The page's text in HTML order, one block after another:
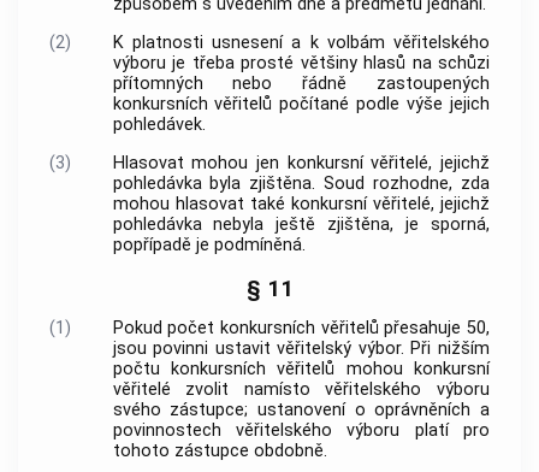
(2)
K platnosti usnesení a k volbám věřitelského
výboru je třeba prosté většiny hlasů na schůzi
přítomných nebo řádně zastoupených
konkursních věřitelů počítané podle výše jejich
pohledávek.
(3)
Hlasovat mohou jen konkursní věřitelé, jejichž
pohledávka byla zjištěna. Soud rozhodne, zda
mohou hlasovat také konkursní věřitelé, jejichž
pohledávka nebyla ještě zjištěna, je sporná,
popřípadě je podmíněná.
§ 11
(1)
Pokud počet konkursních věřitelů přesahuje 50,
jsou povinni ustavit věřitelský výbor. Při nižším
počtu konkursních věřitelů mohou konkursní
věřitelé zvolit namísto věřitelského výboru
svého zástupce; ustanovení o oprávněních a
povinnostech věřitelského výboru platí pro
tohoto zástupce obdobně.